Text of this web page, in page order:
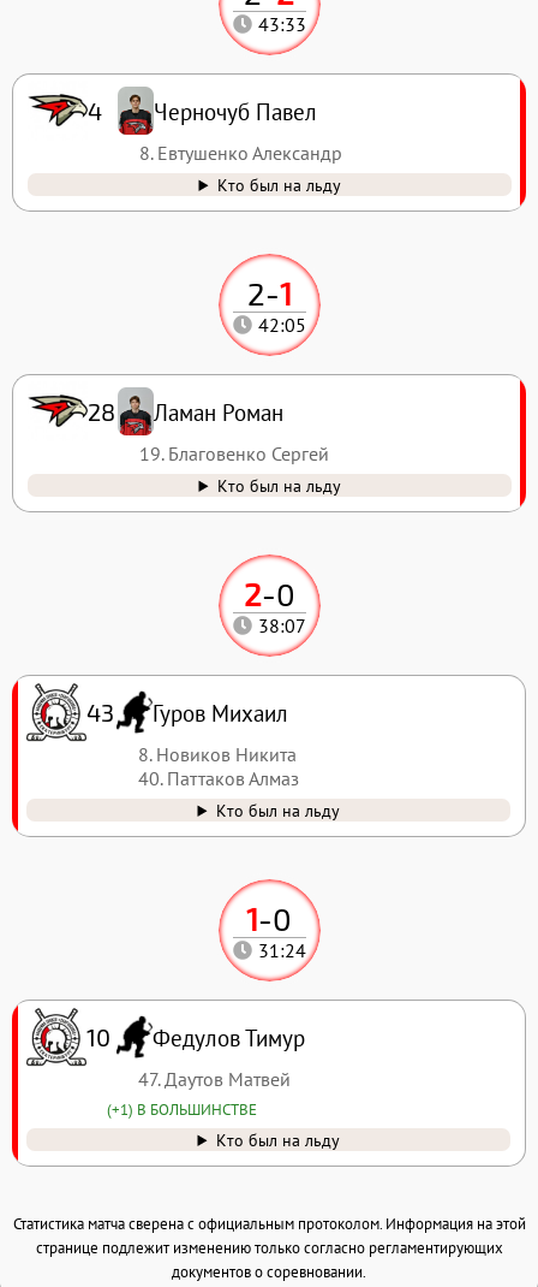
1-0
31:24
10 Федулов Тимур
47. Даутов Матвей
(+1) В БОЛЬШИНСТВЕ
Кто был на льду
2-0
38:07
43 Гуров Михаил
8. Новиков Никита
40. Паттаков Алмаз
Кто был на льду
2-1
42:05
28 Ламан Роман
19. Благовенко Сергей
Кто был на льду
43:33
4 Черночуб Павел
8. Евтушенко Александр
Кто был на льду
Статистика матча сверена с официальным протоколом. Информация на этой
странице подлежит изменению только согласно регламентирующих
документов о соревновании.